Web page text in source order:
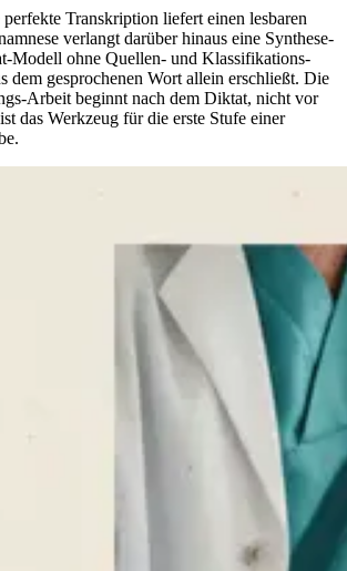
Transkription liefert einen lesbaren
verlangt darüber hinaus eine Synthese-
Modell ohne Quellen- und Klassifikations-
dem gesprochenen Wort allein erschließt. Die
Arbeit beginnt nach dem Diktat, nicht vor
das Werkzeug für die erste Stufe einer